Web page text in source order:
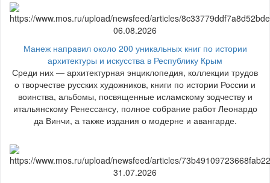
06.08.2026
Манеж направил около 200 уникальных книг по истории
архитектуры и искусства в Республику Крым
Среди них — архитектурная энциклопедия, коллекции трудов
о творчестве русских художников, книги по истории России и
воинства, альбомы, посвященные исламскому зодчеству и
итальянскому Ренессансу, полное собрание работ Леонардо
да Винчи, а также издания о модерне и авангарде.
31.07.2026